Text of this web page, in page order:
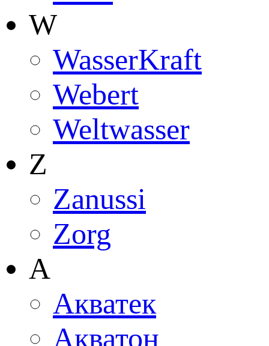
W
WasserKraft
Webert
Weltwasser
Z
Zanussi
Zorg
А
Акватек
Акватон